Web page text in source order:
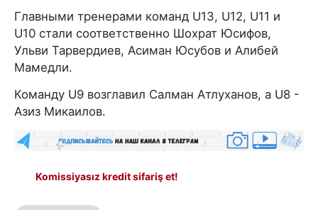
Главными тренерами команд U13, U12, U11 и
U10 стали соответственно Шохрат Юсифов,
Ульви Тарвердиев, Асиман Юсубов и Алибей
Мамедли.
Команду U9 возглавил Салман Атлуханов, а U8 -
Азиз Микаилов.
Komissiyasız kredit sifariş et!